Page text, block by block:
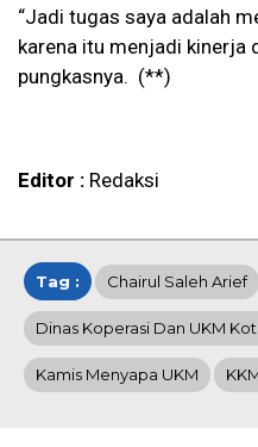
“Jadi tugas saya adalah
karena itu menjadi kinerja
pungkasnya. (**)
Editor : Redaksi
Tag : Chairul Saleh Arief
Dinas Koperasi Dan UKM
Kamis Menyapa UKM